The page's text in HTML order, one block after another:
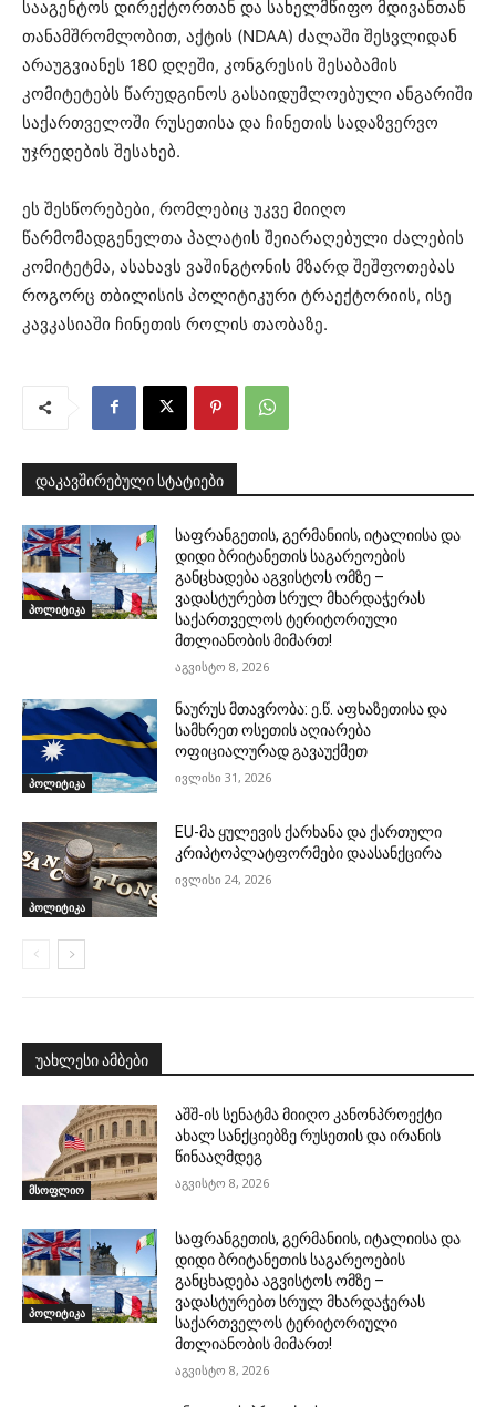
სააგენტოს დირექტორთან და სახელმწიფო მდივანთან
თანამშრომლობით, აქტის (NDAA) ძალაში შესვლიდან
არაუგვიანეს 180 დღეში, კონგრესის შესაბამის
კომიტეტებს წარუდგინოს გასაიდუმლოებული ანგარიში
საქართველოში რუსეთისა და ჩინეთის სადაზვერვო
უჯრედების შესახებ.
ეს შესწორებები, რომლებიც უკვე მიიღო
წარმომადგენელთა პალატის შეიარაღებული ძალების
კომიტეტმა, ასახავს ვაშინგტონის მზარდ შეშფოთებას
როგორც თბილისის პოლიტიკური ტრაექტორიის, ისე
კავკასიაში ჩინეთის როლის თაობაზე.
დაკავშირებული სტატიები
პოლიტიკა
საფრანგეთის, გერმანიის, იტალიისა და
დიდი ბრიტანეთის საგარეოების
განცხადება აგვისტოს ომზე –
ვადასტურებთ სრულ მხარდაჭერას
საქართველოს ტერიტორიული
მთლიანობის მიმართ!
აგვისტო 8, 2026
პოლიტიკა
ნაურუს მთავრობა: ე.წ. აფხაზეთისა და
სამხრეთ ოსეთის აღიარება
ოფიციალურად გავაუქმეთ
ივლისი 31, 2026
პოლიტიკა
EU-მა ყულევის ქარხანა და ქართული
კრიპტოპლატფორმები დაასანქცირა
ივლისი 24, 2026
უახლესი ამბები
მსოფლიო
აშშ-ის სენატმა მიიღო კანონპროექტი
ახალ სანქციებზე რუსეთის და ირანის
წინააღმდეგ
აგვისტო 8, 2026
პოლიტიკა
საფრანგეთის, გერმანიის, იტალიისა და
დიდი ბრიტანეთის საგარეოების
განცხადება აგვისტოს ომზე –
ვადასტურებთ სრულ მხარდაჭერას
საქართველოს ტერიტორიული
მთლიანობის მიმართ!
აგვისტო 8, 2026